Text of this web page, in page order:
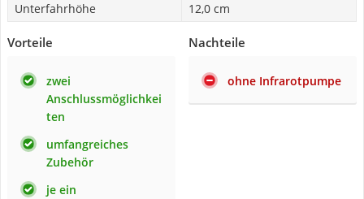
Unterfahrhöhe
12,0 cm
Vorteile
zwei
Anschlussmöglichkei
ten
umfangreiches
Zubehör
je ein
Nachteile
ohne Infrarotpumpe